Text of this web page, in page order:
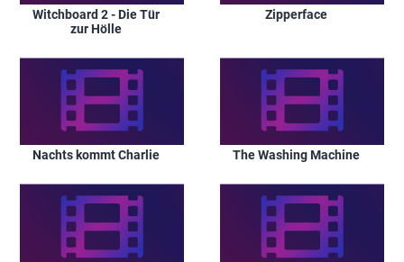
Witchboard 2 - Die Tür
zur Hölle
Zipperface
Nachts kommt Charlie The Washing Machine